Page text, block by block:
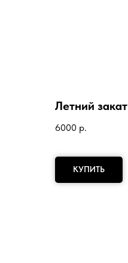
Летний закат
6000 р.
КУПИТЬ